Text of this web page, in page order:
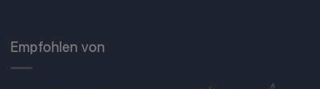
Empfohlen von